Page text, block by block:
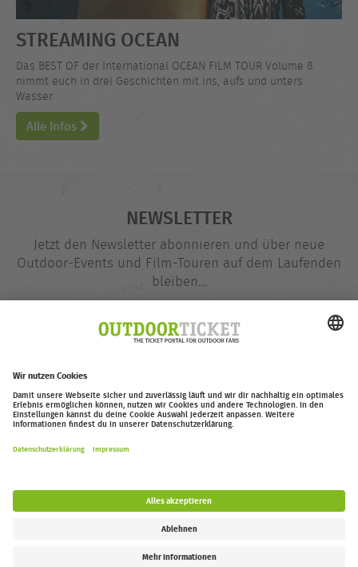
STREAMING OCEAN
Das BEST OF der International OCEAN FILM TOUR Volume 8
nimmt euch in drei Geschichten mit ins, aufs und unters
Wasser.
Alle Infos
NEWSLETTER
Jetzt den Newsletter abonnieren und über neue
Outdoor-Events und Film-Touren auf dem Laufenden
bleiben…
Mail-
Adresse
outdoor-ticket.net– Ein Projekt von
Barrierefreiheitserklärung
Follow us: